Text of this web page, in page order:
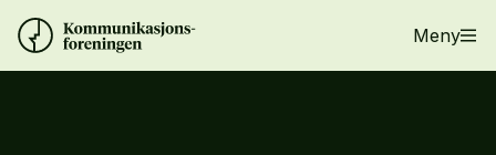
Meny